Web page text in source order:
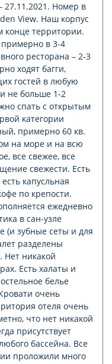
27.11.2021. Номер в
View. Наш корпус
конце территории.
примерно в 3-4
ресторана – 2-3
ходят багги,
гостей в любую
не больше 1-2
спать с открытым
категории
примерно 60 кв.
на море и на всю
все свежее, все
свежести. Есть
капусльная
по крепости.
ежедневно
в сан-узле
(и зубные сеты и для
разделены
Нет никакой
Есть халаты и
белье
очень
отеля очень
что нет никакой
присутствует
бассейна. Все
проложили много